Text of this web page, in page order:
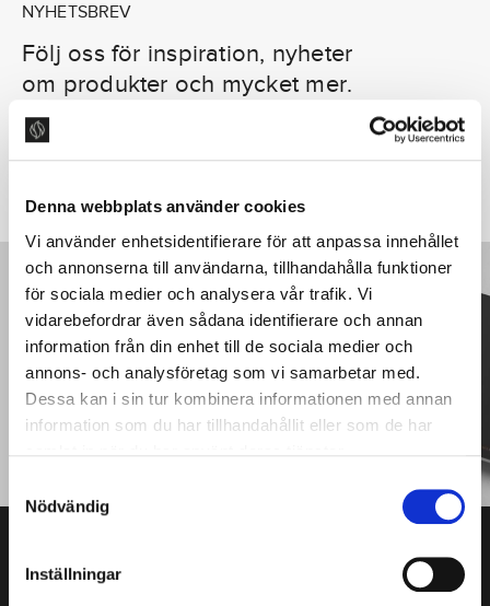
Denna webbplats använder cookies
Vi använder enhetsidentifierare för att anpassa innehållet
och annonserna till användarna, tillhandahålla funktioner
för sociala medier och analysera vår trafik. Vi
vidarebefordrar även sådana identifierare och annan
information från din enhet till de sociala medier och
annons- och analysföretag som vi samarbetar med.
Dessa kan i sin tur kombinera informationen med annan
information som du har tillhandahållit eller som de har
a
Nödvändig
Inställningar
NYHETSBREV
Följ oss för inspiration, nyheter
om produkter och mycket mer.
SKICKA
PRODUKTKATALOG
Läs vår produktguide
PRODUKTKATALOG